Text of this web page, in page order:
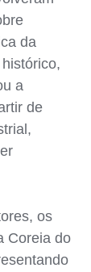
da
a
de
os
Coreia do